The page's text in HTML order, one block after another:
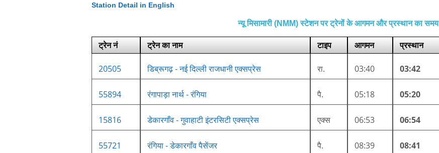
Station Detail in English
न्यू मिसामारी (NMM) स्टेशन पर ट्रेनों के आगमन और प्रस्थान का समय
ट्रेन नं ट्रेन का नाम टाइप आगमन प्रस्थान
20505 डिब्रूगढ़ - नई दिल्ली राजधानी एक्सप्रेस रा. 03:40 03:42
55894 रंगापाड़ा नार्थ - रंगिया पै. 05:18 05:20
15816 डेकारगाँव - गुवाहाटी इंटरसिटी एक्सप्रेस एक्स 06:53 06:54
55721 रंगिया - डेकारगाँव पैसेंजर पै. 08:39 08:41